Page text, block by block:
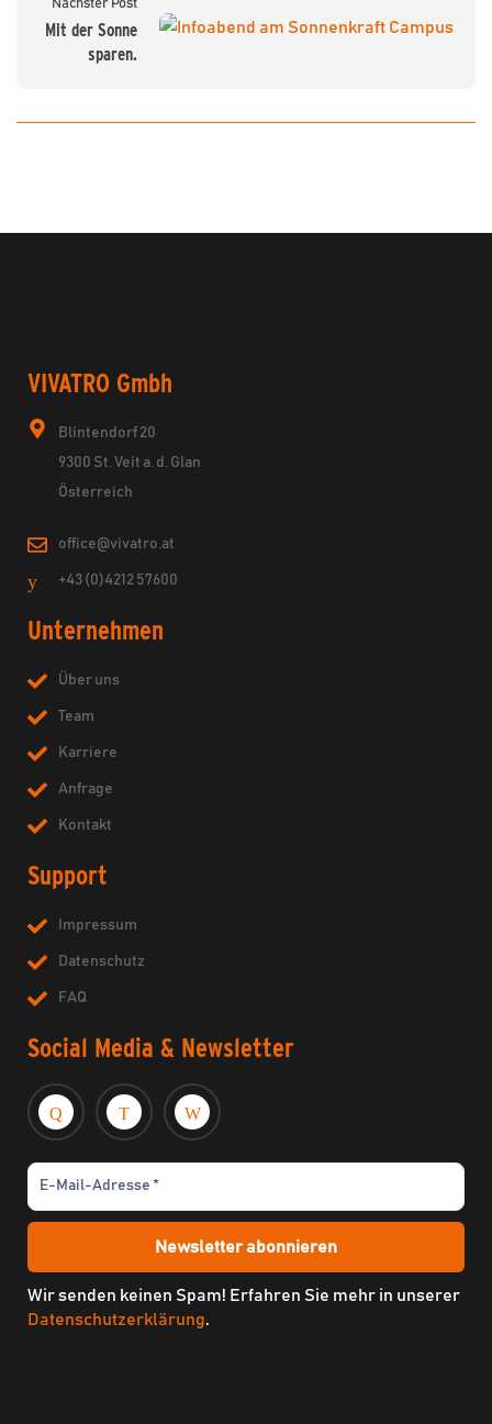
Nächster Post
Mit der Sonne
sparen.
VIVATRO Gmbh
Blintendorf 20
9300 St. Veit a. d. Glan
Österreich
office@vivatro.at
+43 (0)4212 57600
Unternehmen
Über uns
Team
Karriere
Anfrage
Kontakt
Support
Impressum
Datenschutz
FAQ
Social Media & Newsletter
Wir senden keinen Spam! Erfahren Sie mehr in unserer
Datenschutzerklärung.